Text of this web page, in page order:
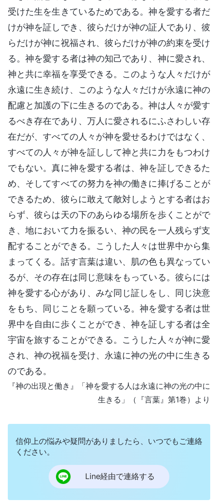
受けた生を生きているためである。神を愛する者だ
けが神を証しでき、彼らだけが神の証人であり、彼
らだけが神に祝福され、彼らだけが神の約束を受け
る。神を愛する者は神の知己であり、神に愛され、
神と共に幸福を享受できる。このような人々だけが
永遠に生き続け、このような人々だけが永遠に神の
配慮と加護の下に生きるのである。神は人々が愛す
るべき存在であり、万人に愛されるにふさわしい存
在だが、すべての人々が神を愛せるわけではなく、
すべての人々が神を証しして神と共に力をもつわけ
でもない。真に神を愛する者は、神を証しできるた
め、そしてすべての努力を神の働きに捧げることが
できるため、彼らに敢えて敵対しようとする者はお
らず、彼らは天の下のあらゆる場所を歩くことがで
き、地において力を振るい、神の民を一人残らず支
配することができる。こうした人々は世界中から集
まってくる。話す言葉は違い、肌の色も異なってい
るが、その存在は同じ意味をもっている。彼らには
神を愛する心があり、みな同じ証しをし、同じ決意
をもち、同じことを願っている。神を愛する者は世
界中を自由に歩くことができ、神を証しする者は全
宇宙を旅することができる。こうした人々が神に愛
され、神の祝福を受け、永遠に神の光の中に生きる
のである。
『神の出現と働き』「神を愛する人は永遠に神の光の中に
生きる」（『言葉』第1巻）より
信仰上の悩みや疑問がありましたら、いつでもご連絡
ください。
Line経由で連絡する